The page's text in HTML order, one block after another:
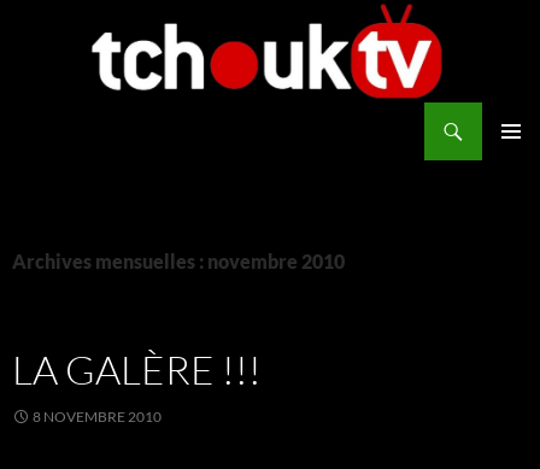
Archives mensuelles : novembre 2010
LA GALÈRE !!!
8 NOVEMBRE 2010